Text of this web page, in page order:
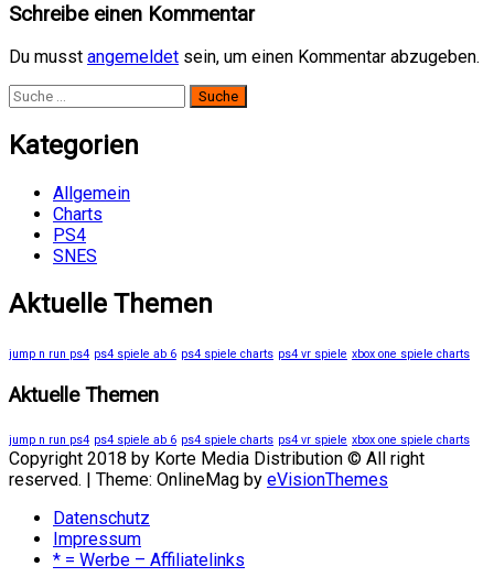
Schreibe einen Kommentar
Du musst angemeldet sein, um einen Kommentar abzugeben.
Suche
Kategorien
Allgemein
Charts
PS4
SNES
Aktuelle Themen
jump n run ps4 ps4 spiele ab 6 ps4 spiele charts ps4 vr spiele xbox one spiele charts
Aktuelle Themen
jump n run ps4 ps4 spiele ab 6 ps4 spiele charts ps4 vr spiele xbox one spiele charts
Copyright 2018 by Korte Media Distribution © All right
reserved.
Theme: OnlineMag by eVisionThemes
Datenschutz
Impressum
* = Werbe – Affiliatelinks